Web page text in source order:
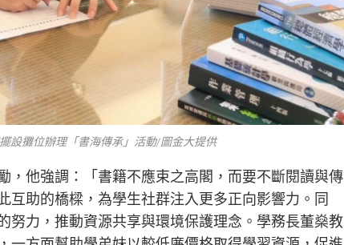
設攤位辦理「書海傳承」活動/圖金大提供
，他強調：「書籍不應束之高閣，而要不斷閱讀與傳
互助的橋樑，為學生社群注入更多正向影響力。同
努力，推動資源共享與環境保護理念。學務長董燊教